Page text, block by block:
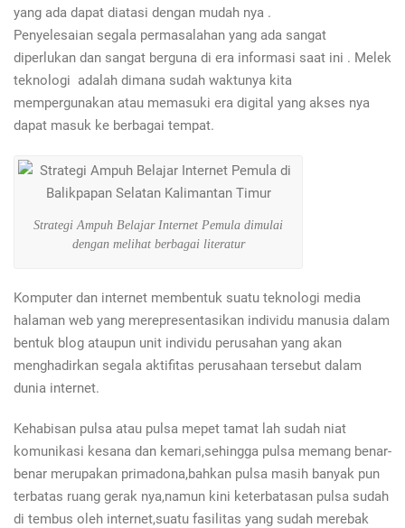
yang ada dapat diatasi dengan mudah nya .
Penyelesaian segala permasalahan yang ada sangat
diperlukan dan sangat berguna di era informasi saat ini . Melek
teknologi adalah dimana sudah waktunya kita
mempergunakan atau memasuki era digital yang akses nya
dapat masuk ke berbagai tempat.
Strategi Ampuh Belajar Internet Pemula dimulai
dengan melihat berbagai literatur
Komputer dan internet membentuk suatu teknologi media
halaman web yang merepresentasikan individu manusia dalam
bentuk blog ataupun unit individu perusahan yang akan
menghadirkan segala aktifitas perusahaan tersebut dalam
dunia internet.
Kehabisan pulsa atau pulsa mepet tamat lah sudah niat
komunikasi kesana dan kemari,sehingga pulsa memang benar-
benar merupakan primadona,bahkan pulsa masih banyak pun
terbatas ruang gerak nya,namun kini keterbatasan pulsa sudah
di tembus oleh internet,suatu fasilitas yang sudah merebak